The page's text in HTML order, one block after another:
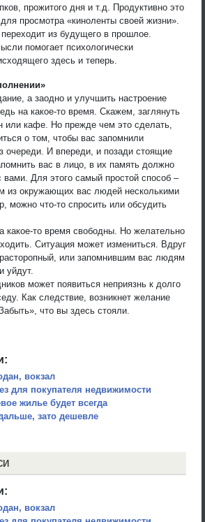
прожитого дня и т.д. Продуктивно это
просмотра «киноленты своей жизни».
из будущего в прошлое.
помогает психологически
здесь и теперь.
а заодно и улучшить настроение
на какое-то время. Скажем, заглянуть
или кафе. Но прежде чем это сделать,
о том, чтобы вас запомнили
очереди. И впереди, и позади стоящие
вас в лицо, в их память должно
вами. Для этого самый простой способ –
из окружающих вас людей несколькими
можно что-то спросить или обсудить
какое-то время свободны. Но желательно
Ситуация может измениться. Вдруг
или запомнившим вас людям
уйдут.
может появиться неприязнь к долго
Как следствие, возникнет желание
что вы здесь стояли.
вокзал
для покупателя недвижимости
жилье будет всегда
зато дешевле
вокзал